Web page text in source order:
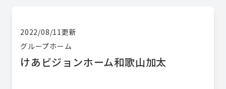
2022/08/11更新
グループホーム
けあビジョンホーム和歌山加太